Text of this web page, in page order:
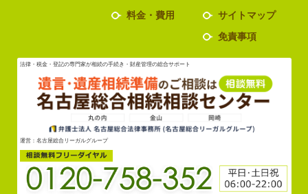
料金・費用
サイトマップ
免責事項
法律・税金・登記の専門家が相続の手続き・財産管理の総合サポート
運営：名古屋総合リーガルグループ